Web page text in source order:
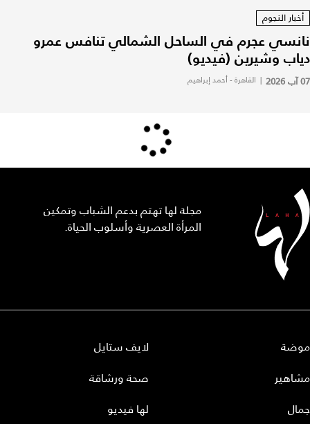
أخبار النجوم
نانسي عجرم في الساحل الشمالي تنافس عمرو
دياب وشيرين (فيديو)
07 آب 2026 | القاهرة - أحمد إبراهيم
مجلة لها تهتم بدعم الشباب وتمكين
المرأة العصرية وأسلوب الحياة.
موضة
مشاهير
جمال
لايف ستايل
صحة ورشاقة
لها فيديو